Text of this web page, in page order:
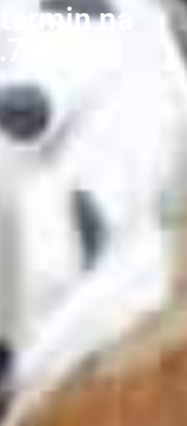
na